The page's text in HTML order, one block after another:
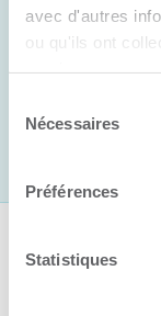
avec d'autres
ou qu'ils ont
Nécessaires
Préférences
Statistiques
Suivez-